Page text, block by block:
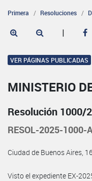
Primera Resoluciones
|
VER PÁGINAS PUBLICADAS
MINISTERIO
Resolución 1000/
RESOL-2025-1000-
Ciudad de Buenos Aires,
Visto el expediente EX-